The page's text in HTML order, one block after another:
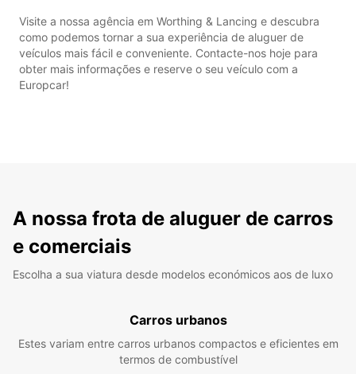
Visite a nossa agência em Worthing & Lancing e descubra
como podemos tornar a sua experiência de aluguer de
veículos mais fácil e conveniente. Contacte-nos hoje para
obter mais informações e reserve o seu veículo com a
Europcar!
A nossa frota de aluguer de carros
e comerciais
Escolha a sua viatura desde modelos económicos aos de luxo
Carros urbanos
Estes variam entre carros urbanos compactos e eficientes em
termos de combustível